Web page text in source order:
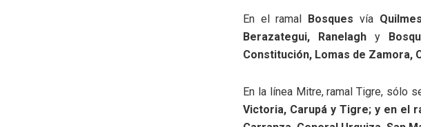
En el ramal Bosques vía
Berazategui, Ranelaghy
Constitución, Lomas de Zamora,
En la línea Mitre, ramal Tigre, sólo
Victoria, Carupá y Tigre; y en el